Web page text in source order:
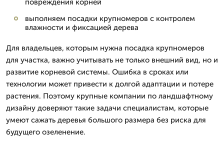
повреждения корней
выполняем посадки крупномеров с контролем
влажности и фиксацией дерева
Для владельцев, которым нужна посадка крупномеров
для участка, важно учитывать не только внешний вид, но и
развитие корневой системы. Ошибка в сроках или
технологии может привести к долгой адаптации и потере
растения. Поэтому крупные компании по ландшафтному
дизайну доверяют такие задачи специалистам, которые
умеют сажать деревья большого размера без риска для
будущего озеленение.